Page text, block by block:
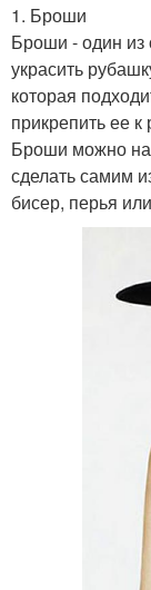
1. Броши
Броши - один из
украсить
которая
прикрепить ее
Броши можно
сделать самим
бисер, перья